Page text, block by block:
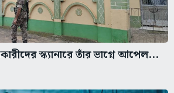
স্ক্যানারে তাঁর ভাগ্নে আপেল...